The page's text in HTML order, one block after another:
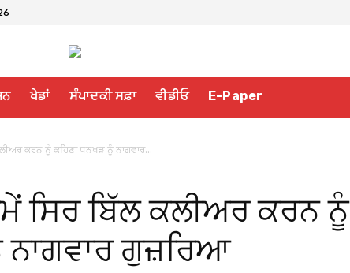
ਖੇਡਾਂ ਸੰਪਾਦਕੀ ਸਫ਼ਾ ਵੀਡੀਓ E-Paper
ਕਰਨ ਨੂੰ ਕਹਿਣਾ ਧਨਖੜ ਨੂੰ ਨਾਗਵਾਰ...
ਸਿਰ ਬਿੱਲ ਕਲੀਅਰ ਕਰਨ ਨੂੰ
ਨਾਗਵਾਰ ਗੁਜ਼ਰਿਆ